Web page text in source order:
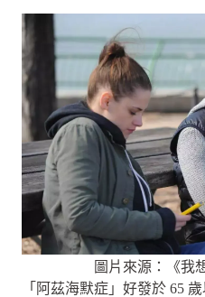
圖片來源：《我
「阿茲海默症」好發於 65